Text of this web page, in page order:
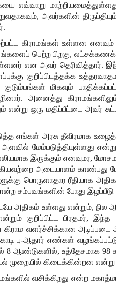
எவ்வாறு
,அவர்களின்
.
கிராமங்கள் உள்ளன எனவும்
பெற்ற பிறகு,
என அவர் தெரிவித்தார்.
குறிப்பிடத்தக்க
குடும்பங்கள் மிகவும்
. அனைத்து
என்று ஒரு மதிப்பீட்டை அவர்
எங்கள் அரசு தீவிரமாக
அளவில் மேம்படுத்தியுள்ளது என்று
இருக்கும் எனவுமர,
அடையாளம் காண்பது
பொருளாதார ரீதியாக
சம்பவங்களின் போது இழப்பீடு
அதிகம் உள்ளது என்றும், நில
குறிப்பிட்ட பிரதமர்,இந்த
கிராம வளர்ச்சிக்கான அடிப்படை
பு-ஆதார் எண்கள்
8 ஆண்டுகளில், உத்தேசமாக 98
முறையில் கிடைக்கின்றன என்று
வசிக்கிறது என்ற